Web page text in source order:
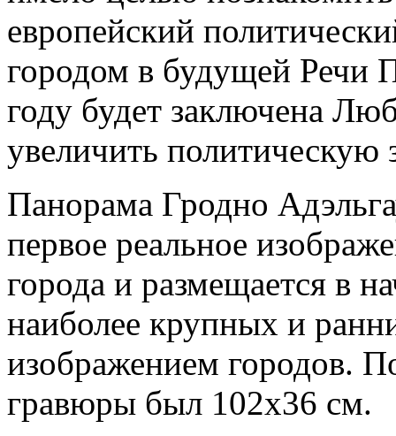
европейский
городом в будущей Речи
году будет заключена
увеличить политическую
Панорама Гродно
первое реальное
города и размещается в
наиболее крупных и
изображением городов.
гравюры был 102x36 см.